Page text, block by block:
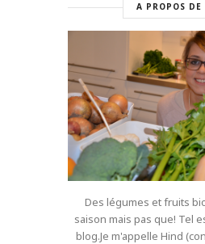
A PROPOS DE
Des légumes et fruits
saison mais pas que! Tel
blog.Je m'appelle Hind